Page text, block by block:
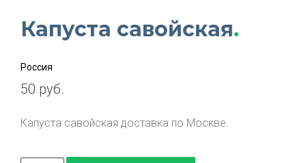
Капуста савойская.
Россия
50 руб.
Капуста савойская доставка по Москве.